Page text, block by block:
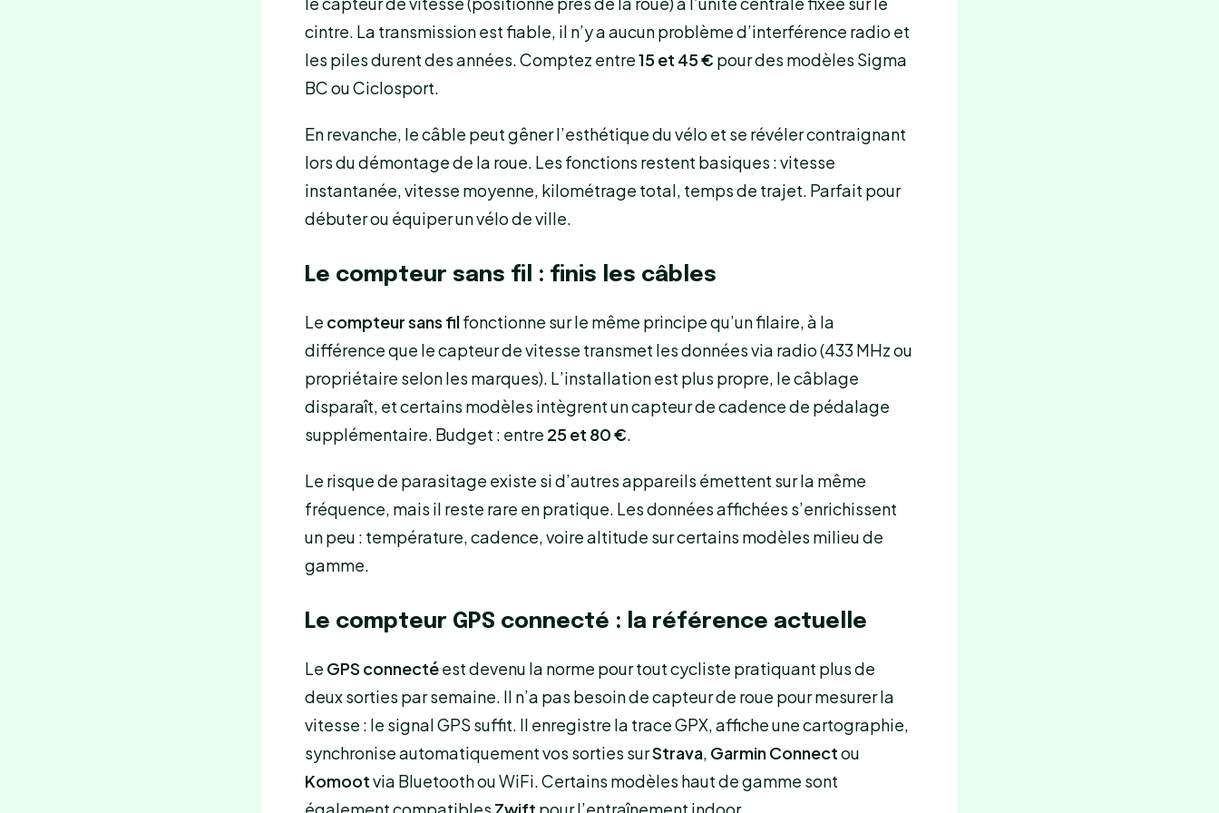
cintre. La transmission est fiable, il n’y a aucun problème d’interférence radio et
les piles durent des années. Comptez entre15 et 45 € pour des modèles Sigma
BC ou Ciclosport.
En revanche, le câble peut gêner l’esthétique du vélo et se révéler contraignant
lors du démontage de la roue. Les fonctions restent basiques : vitesse
instantanée, vitesse moyenne, kilométrage total, temps de trajet. Parfait pour
débuter ou équiper un vélo de ville.
Le compteur sans fil : finis les câbles
Le compteur sans filfonctionne sur le même principe qu’un filaire, à la
différence que le capteur de vitesse transmet les données via radio (433 MHz ou
propriétaire selon les marques). L’installation est plus propre, le câblage
disparaît, et certains modèles intègrent un capteur de cadence de pédalage
supplémentaire. Budget : entre 25 et 80 €.
Le risque de parasitage existe si d’autres appareils émettent sur la même
fréquence, mais il reste rare en pratique. Les données affichées s’enrichissent
un peu : température, cadence, voire altitude sur certains modèles milieu de
gamme.
Le compteur GPS connecté : la référence actuelle
Le GPS connectéest devenu la norme pour tout cycliste pratiquant plus de
deux sorties par semaine. Il n’a pas besoin de capteur de roue pour mesurer la
vitesse : le signal GPS suffit. Il enregistre la trace GPX, affiche une cartographie,
synchronise automatiquement vos sorties surStrava, Garmin Connectou
Komootvia Bluetooth ou WiFi. Certains modèles haut de gamme sont